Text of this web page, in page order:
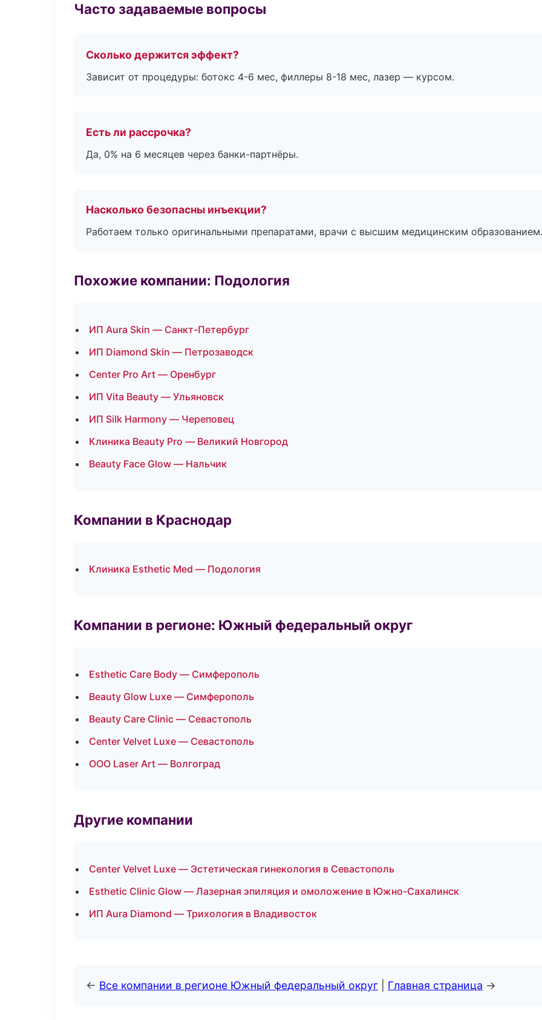
Часто задаваемые вопросы
Сколько держится эффект?
Зависит от процедуры: ботокс 4-6 мес, филлеры 8-18 мес, лазер — курсом.
Есть ли рассрочка?
Да, 0% на 6 месяцев через банки-партнёры.
Насколько безопасны инъекции?
Работаем только оригинальными препаратами, врачи с высшим медицинским образованием.
Похожие компании: Подология
ИП Aura Skin — Санкт-Петербург
ИП Diamond Skin — Петрозаводск
Center Pro Art — Оренбург
ИП Vita Beauty — Ульяновск
ИП Silk Harmony — Череповец
Клиника Beauty Pro — Великий Новгород
Beauty Face Glow — Нальчик
Компании в Краснодар
Клиника Esthetic Med — Подология
Компании в регионе: Южный федеральный округ
Esthetic Care Body — Симферополь
Beauty Glow Luxe — Симферополь
Beauty Care Clinic — Севастополь
Center Velvet Luxe — Севастополь
ООО Laser Art — Волгоград
Другие компании
Center Velvet Luxe — Эстетическая гинекология в Севастополь
Esthetic Clinic Glow — Лазерная эпиляция и омоложение в Южно-Сахалинск
ИП Aura Diamond — Трихология в Владивосток
← Все компании в регионе Южный федеральный округ Главная страница →